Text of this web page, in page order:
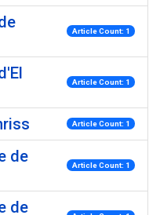
Article Count: 1
Article Count: 1
Article Count: 1
de
Article Count: 1
de